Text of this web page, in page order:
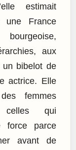
estimait
une France
aux
un bibelot de
actrice. Elle
femmes
celles qui
force parce
avant de